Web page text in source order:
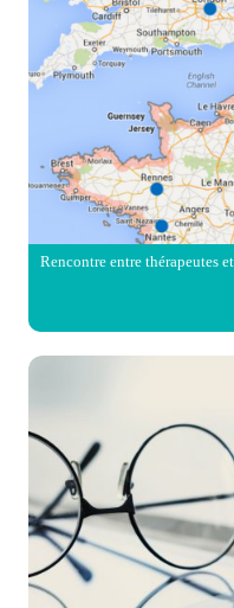
Rencontre entre thérapeutes